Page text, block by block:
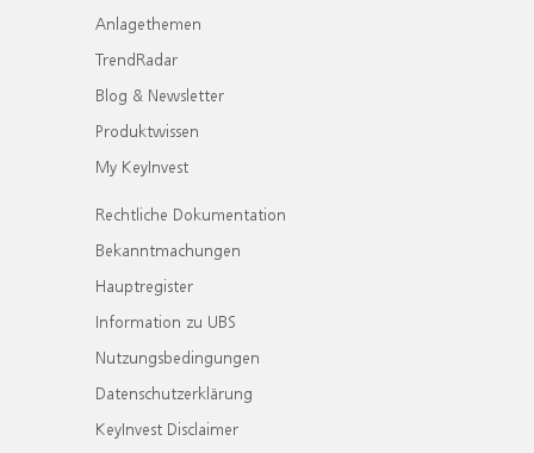
Anlagethemen
TrendRadar
Blog & Newsletter
Produktwissen
My KeyInvest
Rechtliche Dokumentation
Bekanntmachungen
Hauptregister
Information zu UBS
Nutzungsbedingungen
Datenschutzerklärung
KeyInvest Disclaimer